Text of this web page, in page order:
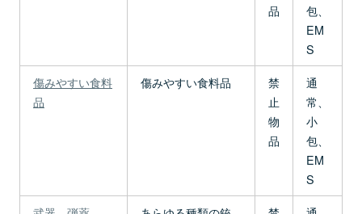
品
包、
EM
S
傷みやすい食料
品
傷みやすい食料品
禁
止
物
品
通
常、
小
包、
EM
S